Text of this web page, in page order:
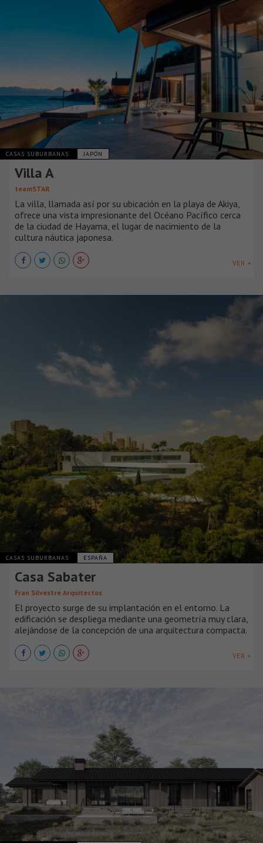
CASAS SUBURBANAS JAPÓN
Villa A
teamSTAR
La villa, llamada así por su ubicación en la playa de Akiya,
ofrece una vista impresionante del Océano Pacífico cerca
de la ciudad de Hayama, el lugar de nacimiento de la
cultura náutica japonesa.
VER +
CASAS SUBURBANAS ESPAÑA
Casa Sabater
Fran Silvestre Arquitectos
El proyecto surge de su implantación en el entorno. La
edificación se despliega mediante una geometría muy clara,
alejándose de la concepción de una arquitectura compacta.
VER +